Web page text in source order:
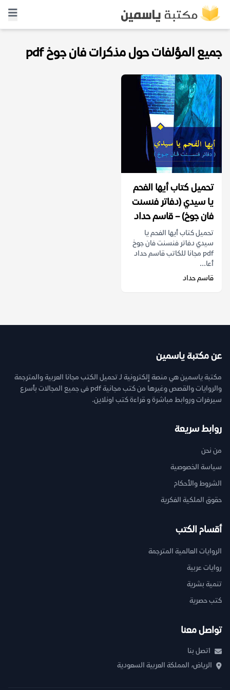
جميع المؤلفات حول مذكرات فان جوخ pdf
تحميل كتاب أيها الفحم
يا سيدي (دفاتر فنسنت
فان جوخ) – قاسم حداد
تحميل كتاب أيها الفحم يا
سيدي دفاتر فنسنت فان جوخ
pdf مجانا للكاتب قاسم حداد
أعا...
قاسم حداد
عن مكتبة ياسمين
مكتبة ياسمين هي منصة إلكترونية لـ تحميل الكتب مجانا العربية والمترجمة
والروايات والقصص وغيرها من كتب مجانية pdf فى جميع المجالات بأسرع
سيرفرات وروابط مباشرة و قراءة كتب اونلاين.
روابط سريعة
من نحن
سياسة الخصوصية
الشروط والأحكام
حقوق الملكية الفكرية
أقسام الكتب
الروايات العالمية المترجمة
روايات عربية
تنمية بشرية
كتب حصرية
تواصل معنا
اتصل بنا
الرياض، المملكة العربية السعودية